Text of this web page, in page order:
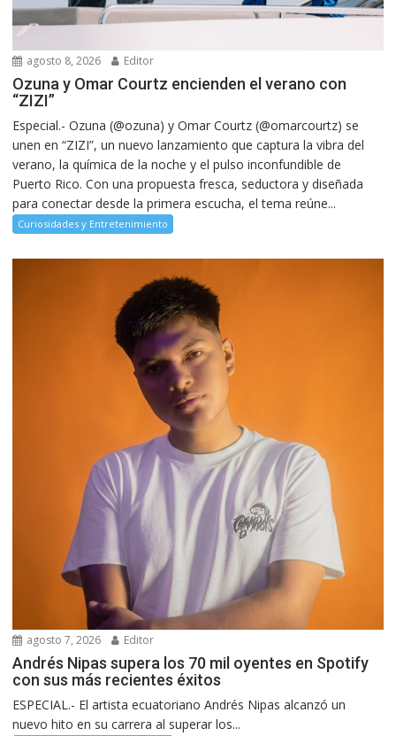
agosto 8, 2026 Editor
Ozuna y Omar Courtz encienden el verano con
“ZIZI”
Especial.- Ozuna (@ozuna) y Omar Courtz (@omarcourtz) se
unen en “ZIZI”, un nuevo lanzamiento que captura la vibra del
verano, la química de la noche y el pulso inconfundible de
Puerto Rico. Con una propuesta fresca, seductora y diseñada
para conectar desde la primera escucha, el tema reúne...
Curiosidades y Entretenimiento
agosto 7, 2026 Editor
Andrés Nipas supera los 70 mil oyentes en Spotify
con sus más recientes éxitos
ESPECIAL.- El artista ecuatoriano Andrés Nipas alcanzó un
nuevo hito en su carrera al superar los...